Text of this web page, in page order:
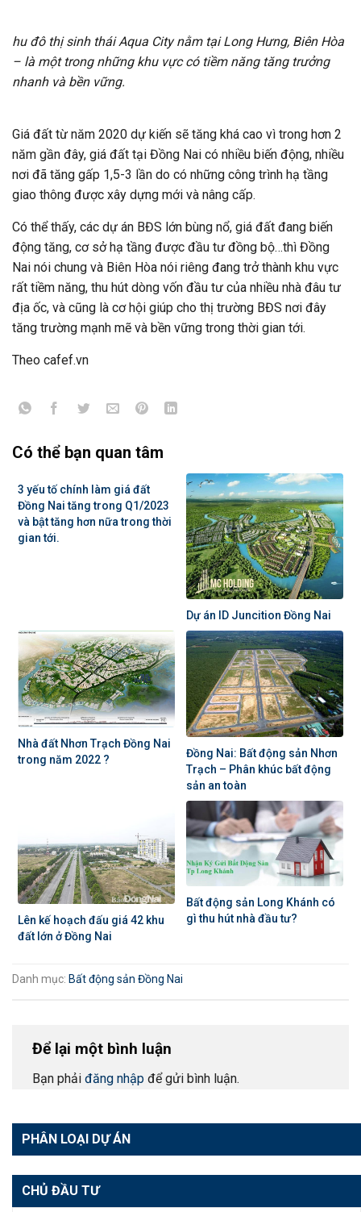
PHÂN LOẠI DỰ ÁN
CHỦ ĐẦU TƯ
hu đô thị sinh thái Aqua City nằm tại Long Hưng, Biên Hòa
– là một trong những khu vực có tiềm năng tăng trưởng
nhanh và bền vững.
Giá đất từ năm 2020 dự kiến sẽ tăng khá cao vì trong hơn 2
năm gần đây, giá đất tại Đồng Nai có nhiều biến động, nhiều
nơi đã tăng gấp 1,5-3 lần do có những công trình hạ tầng
giao thông được xây dựng mới và nâng cấp.
Có thể thấy, các dự án BĐS lớn bùng nổ, giá đất đang biến
động tăng, cơ sở hạ tầng được đầu tư đồng bộ…thì Đồng
Nai nói chung và Biên Hòa nói riêng đang trở thành khu vực
rất tiềm năng, thu hút dòng vốn đầu tư của nhiều nhà đâu tư
địa ốc, và cũng là cơ hội giúp cho thị trường BĐS nơi đây
tăng trường mạnh mẽ và bền vững trong thời gian tới.
Theo cafef.vn
Có thể bạn quan tâm
3 yếu tố chính làm giá đất
Đồng Nai tăng trong Q1/2023
và bật tăng hơn nữa trong thời
gian tới.
Dự án ID Juncition Đồng Nai
Nhà đất Nhơn Trạch Đồng Nai
trong năm 2022 ?
Đồng Nai: Bất động sản Nhơn
Trạch – Phân khúc bất động
sản an toàn
Lên kế hoạch đấu giá 42 khu
đất lớn ở Đồng Nai
Bất động sản Long Khánh có
gì thu hút nhà đầu tư?
Danh mục: Bất động sản Đồng Nai
Để lại một bình luận
Bạn phải đăng nhập để gửi bình luận.